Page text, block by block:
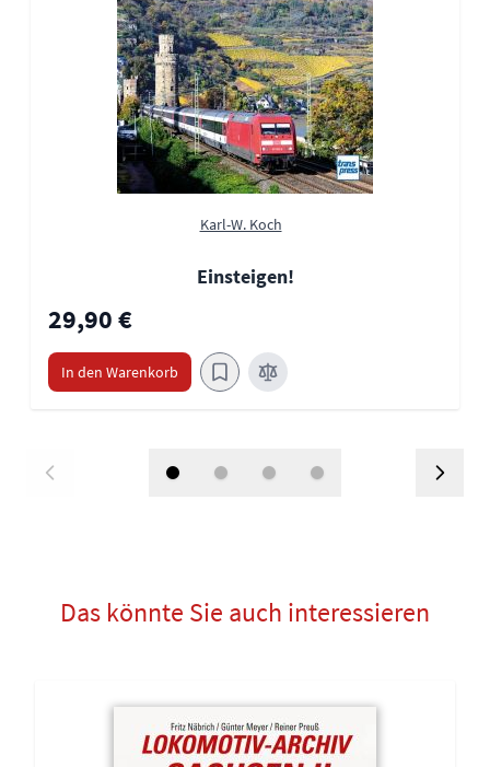
Karl-W. Koch
Einsteigen!
29,90 €
In den Warenkorb
Das könnte Sie auch interessieren